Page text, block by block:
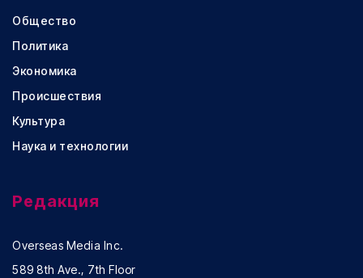
Общество
Политика
Экономика
Происшествия
Культура
Наука и технологии
Редакция
Overseas Media Inc.
589 8th Ave., 7th Floor